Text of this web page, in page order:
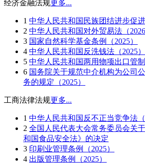
经济金融法规更多...
1 中华人民共和国民族团结进步促进
2 中华人民共和国对外贸易法（2026
3 国家自然科学基金条例（2025）
4 中华人民共和国反洗钱法（2025）
5 中华人民共和国两用物项出口管制
6 国务院关于规范中介机构为公司
务的规定（2025）
工商法律法规更多...
1 中华人民共和国反不正当竞争法（
2 全国人民代表大会常务委员会关
和国食品安全法》的决定
3 印刷业管理条例（2025）
4 出版管理条例（2025）